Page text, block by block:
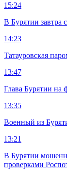
15:24
В Бурятии завтра
14:23
Татауровская
13:47
Глава Бурятии на
13:35
Военный из
13:21
В Бурятии
проверками